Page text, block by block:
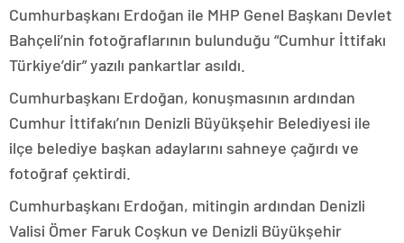
Cumhurbaşkanı Erdoğan ile MHP Genel Başkanı Devlet
Bahçeli’nin fotoğraflarının bulunduğu “Cumhur İttifakı
Türkiye’dir” yazılı pankartlar asıldı.
Cumhurbaşkanı Erdoğan, konuşmasının ardından
Cumhur İttifakı’nın Denizli Büyükşehir Belediyesi ile
ilçe belediye başkan adaylarını sahneye çağırdı ve
fotoğraf çektirdi.
Cumhurbaşkanı Erdoğan, mitingin ardından Denizli
Valisi Ömer Faruk Coşkun ve Denizli Büyükşehir